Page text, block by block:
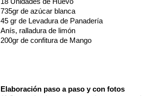
735gr de azúcar blanca
45 gr de Levadura de Panadería
Anís, ralladura de limón
200gr de confitura de Mango
Elaboración paso a paso y con fotos